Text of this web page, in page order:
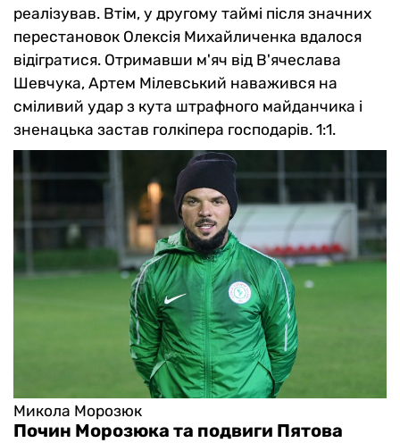
реалізував. Втім, у другому таймі після значних
перестановок Олексія Михайличенка вдалося
відігратися. Отримавши м'яч від В'ячеслава
Шевчука, Артем Мілевський наважився на
сміливий удар з кута штрафного майданчика і
зненацька застав голкіпера господарів. 1:1.
Микола Морозюк
Почин Морозюка та подвиги Пятова